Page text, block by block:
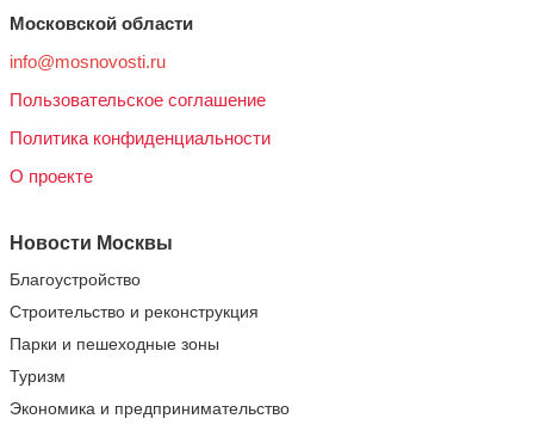
Московской области
info@mosnovosti.ru
Пользовательское соглашение
Политика конфиденциальности
О проекте
Новости Москвы
Благоустройство
Строительство и реконструкция
Парки и пешеходные зоны
Туризм
Экономика и предпринимательство